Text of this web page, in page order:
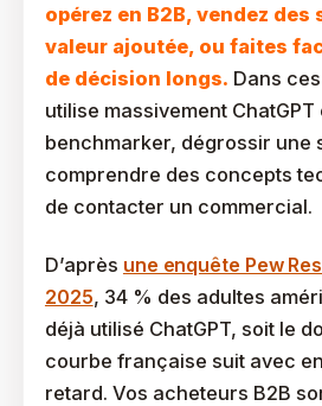
opérez en B2B, vendez
valeur ajoutée, ou faites
de décision longs. Dans
utilise massivement
benchmarker, dégrossir une
comprendre des concepts
de contacter un commercial.
D’après une enquête Pew
2025, 34 % des adultes
déjà utilisé ChatGPT, soit le
courbe française suit avec
retard. Vos acheteurs B2B